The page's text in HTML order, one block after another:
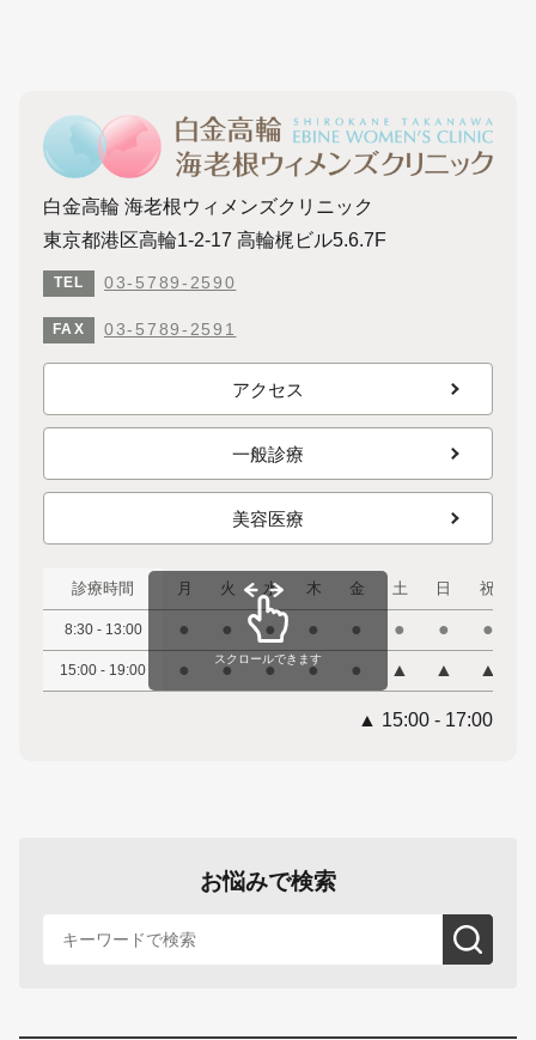
白金高輪 海老根ウィメンズクリニック
東京都港区高輪1-2-17 高輪梶ビル5.6.7F
TEL 03-5789-2590
FAX 03-5789-2591
アクセス
一般診療
美容医療
診療時間 月 火 水 木 金 土 日 祝
8:30 - 13:00 ● ● ● ● ● ● ● ●
15:00 - 19:00 ● ● ● ● ● ▲ ▲ ▲
スクロールできます
▲ 15:00 - 17:00
お悩みで検索